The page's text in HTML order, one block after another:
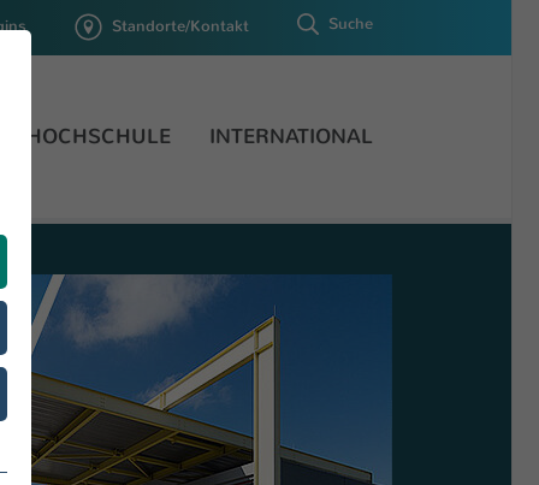
Standorte/Kontakt Suche
HOCHSCHULE INTERNATIONAL